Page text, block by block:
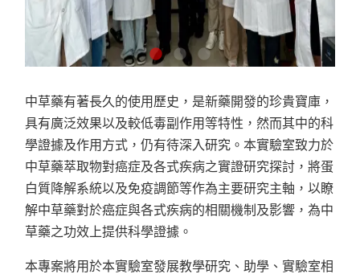
中草藥有著長久的使用歷史，是新藥開發的珍貴寶庫，
具有廣泛效果以及較低毒副作用等特性，然而其中的科
學證據及作用方式，仍有待深入研究。本實驗室致力於
中草藥萃取物對癌症及各式疾病之實證研究探討，將蛋
白質降解系統以及免疫調節等作為主要研究主軸，以瞭
解中草藥對於癌症與各式疾病的相關機制及影響，為中
草藥之功效上提供科學證據。
本專案將用於本實驗室發展教學研究、助學、實驗室相